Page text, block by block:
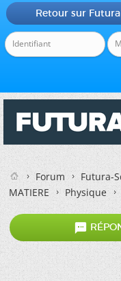
Retour sur Futura
Forum
Futura-
MATIERE
Physique
